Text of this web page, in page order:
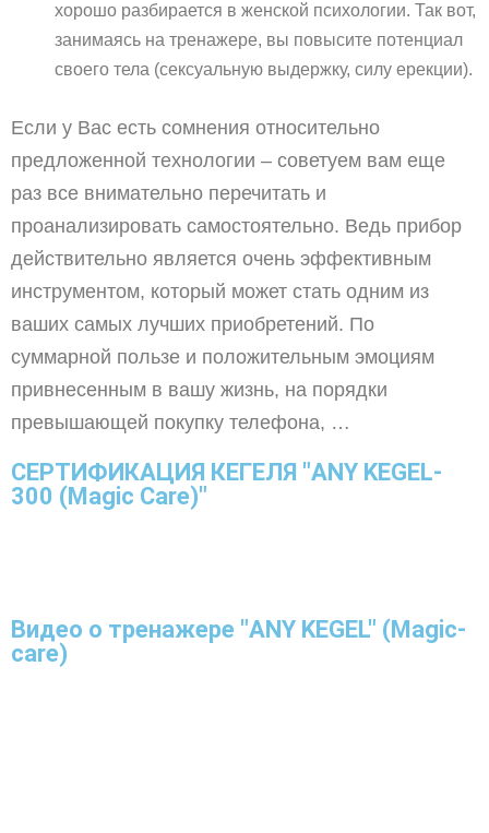
хорошо разбирается в женской психологии. Так вот,
занимаясь на тренажере, вы повысите потенциал
своего тела (сексуальную выдержку, силу ерекции).
Если у Вас есть сомнения относительно
предложенной технологии – советуем вам еще
раз все внимательно перечитать и
проанализировать самостоятельно. Ведь прибор
действительно является очень эффективным
инструментом, который может стать одним из
ваших самых лучших приобретений. По
суммарной пользе и положительным эмоциям
привнесенным в вашу жизнь, на порядки
превышающей покупку телефона, …
СЕРТИФИКАЦИЯ КЕГЕЛЯ "ANY KEGEL-
300 (Magic Care)"
Видео о тренажере "ANY KEGEL" (Magic-
care)